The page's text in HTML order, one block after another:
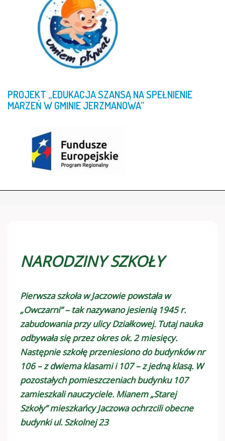
PROJEKT „EDUKACJASZANSĄNASPEŁNIENIE
MARZEŃWGMINIEJERZMANOWA”
NARODZINY SZKOŁY
Pierwsza szkoła w Jaczowie powstała w
„Owczarni” – tak nazywano jesienią 1945 r.
zabudowania przy ulicy Działkowej. Tutaj nauka
odbywała się przez okres ok. 2 miesięcy.
Następnie szkołę przeniesiono do budynków nr
106 – z dwiema klasami i 107 – z jedną klasą. W
pozostałych pomieszczeniach budynku 107
zamieszkali nauczyciele. Mianem „Starej
Szkoły” mieszkańcy Jaczowa ochrzcili obecne
budynki ul. Szkolnej 23